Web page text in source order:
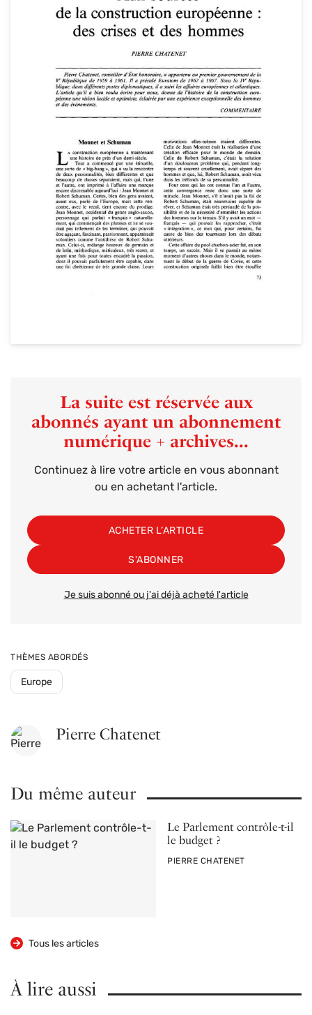
La suite est réservée aux
abonnés ayant un abonnement
numérique + archives...
Continuez à lire votre article en vous abonnant
ou en achetant l'article.
ACHETER L’ARTICLE
S'ABONNER
Je suis abonné ou j'ai déjà acheté l'article
THÈMES ABORDÉS
Europe
Pierre Chatenet
Du même auteur
Le Parlement contrôle-t-il
le budget ?
PAR
PIERRE CHATENET
Tous les articles
À lire aussi